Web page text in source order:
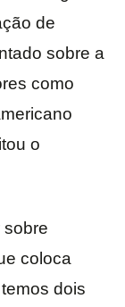
de
sobre a
como
o
sobre
coloca
dois